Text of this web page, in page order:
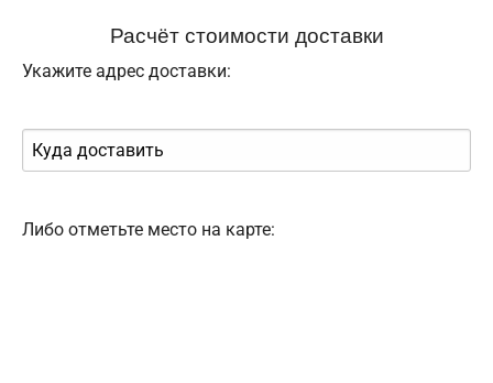
Расчёт стоимости доставки
Укажите адрес доставки:
Либо отметьте место на карте: